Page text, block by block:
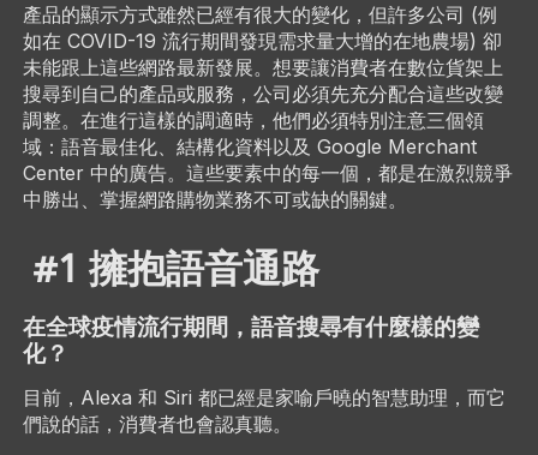
產品的顯示方式雖然已經有很大的變化，但許多公司 (例
如在 COVID-19 流行期間發現需求量大增的在地農場) 卻
未能跟上這些網路最新發展。想要讓消費者在數位貨架上
搜尋到自己的產品或服務，公司必須先充分配合這些改變
調整。在進行這樣的調適時，他們必須特別注意三個領
域：語音最佳化、結構化資料以及 Google Merchant
Center 中的廣告。這些要素中的每一個，都是在激烈競爭
中勝出、掌握網路購物業務不可或缺的關鍵。
#1 擁抱語音通路
在全球疫情流行期間，語音搜尋有什麼樣的變
化？
目前，Alexa 和 Siri 都已經是家喻戶曉的智慧助理，而它
們說的話，消費者也會認真聽。